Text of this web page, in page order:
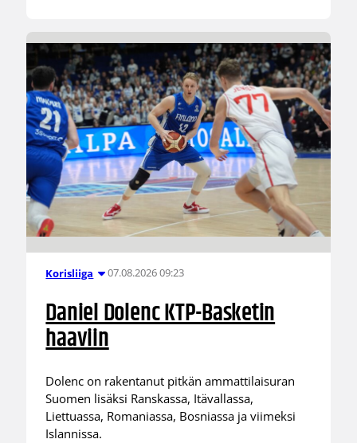
Korisliiga 07.08.2026 09:23
Daniel Dolenc KTP-Basketin
haaviin
Dolenc on rakentanut pitkän ammattilaisuran
Suomen lisäksi Ranskassa, Itävallassa,
Liettuassa, Romaniassa, Bosniassa ja viimeksi
Islannissa.